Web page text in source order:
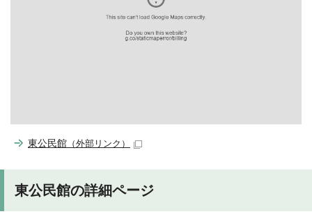
東公民館 （外部リンク）
東公民館の詳細ページ